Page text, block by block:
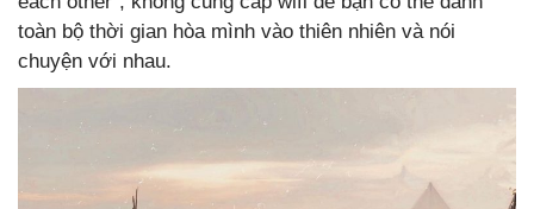
toàn bộ thời gian hòa mình vào thiên nhiên và nói
chuyện với nhau.